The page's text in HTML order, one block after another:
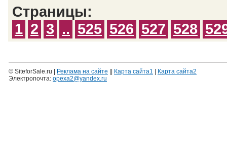
Страницы:
1 2 3 .. 525 526 527 528
© SiteforSale.ru | Реклама на сайте Карта сайта1
Карта сайта2
Электропочта: opexa2@yandex.ru